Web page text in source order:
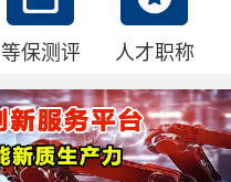
等保测评 人才职称